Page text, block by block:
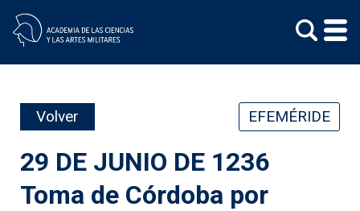
content
Volver EFEMÉRIDE
29 DE JUNIO DE 1236
Toma de Córdoba por